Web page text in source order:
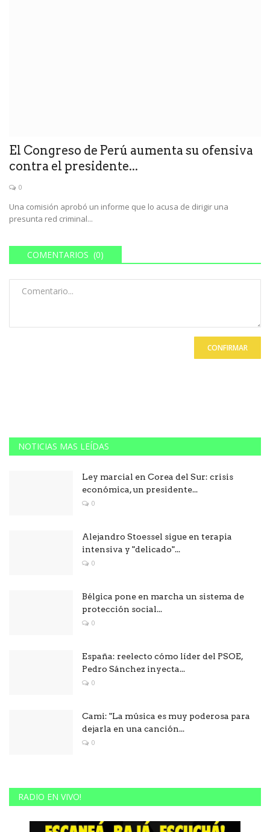
El Congreso de Perú aumenta su ofensiva
contra el presidente...
0
Una comisión aprobó un informe que lo acusa de dirigir una
presunta red criminal...
COMENTARIOS (0)
CONFIRMAR
NOTICIAS MAS LEÍDAS
Ley marcial en Corea del Sur: crisis
económica, un presidente...
0
Alejandro Stoessel sigue en terapia
intensiva y "delicado"...
0
Bélgica pone en marcha un sistema de
protección social...
0
España: reelecto cómo líder del PSOE,
Pedro Sánchez inyecta...
0
Cami: "La música es muy poderosa para
dejarla en una canción...
0
RADIO EN VIVO!